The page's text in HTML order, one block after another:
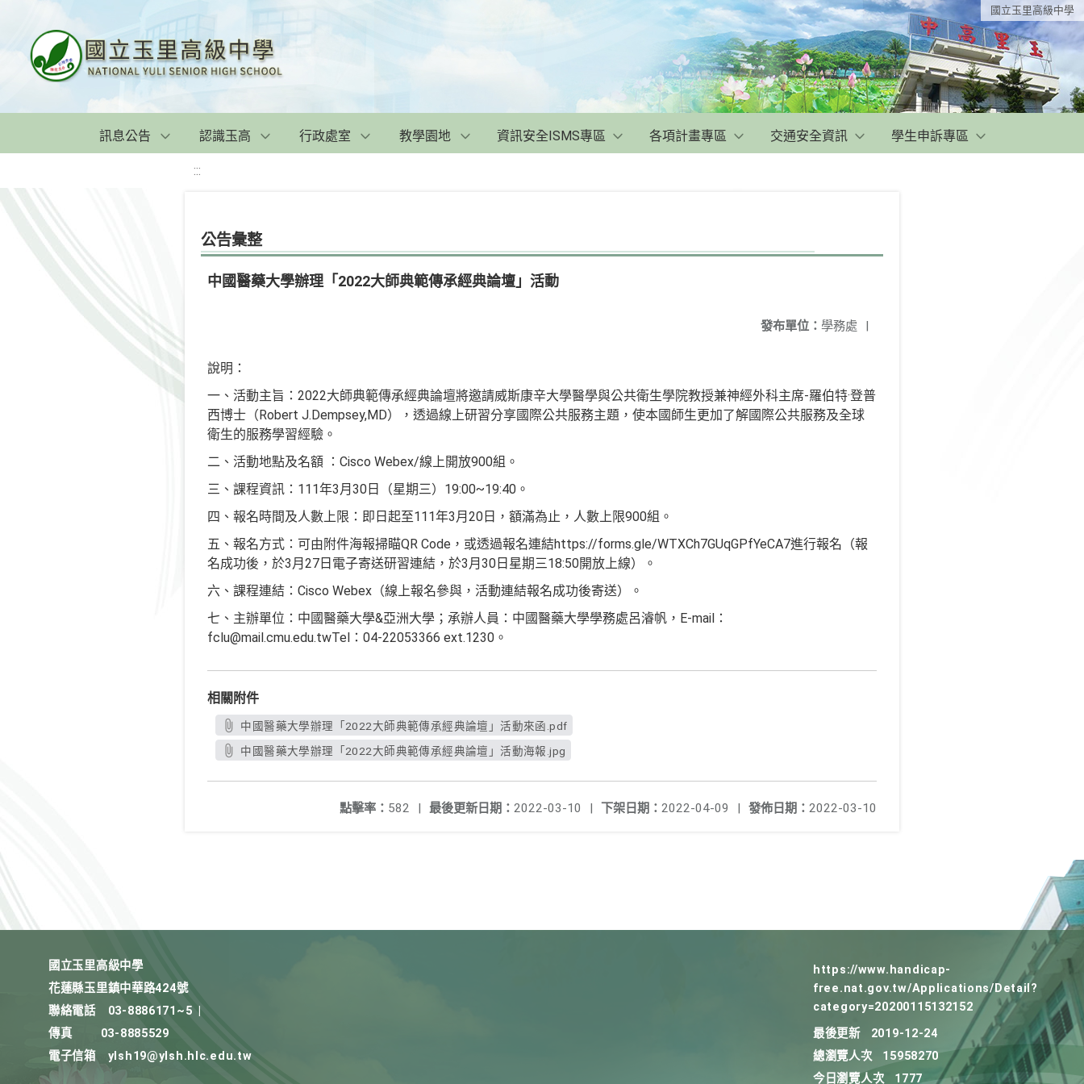
國立玉里高級中學
訊息公告 認識玉高 行政處室 教學園地 資訊安全ISMS專區 各項計畫專區 交通安全資訊 學生申訴專區
:::
公告彙整
中國醫藥大學辦理「2022大師典範傳承經典論壇」活動
發布單位： 學務處 |
說明：
一、活動主旨：2022大師典範傳承經典論壇將邀請威斯康辛大學醫學與公共衛生學院教授兼神經外科主席-羅伯特·登普
西博士（Robert J.Dempsey,MD），透過線上研習分享國際公共服務主題，使本國師生更加了解國際公共服務及全球
衛生的服務學習經驗。
二、活動地點及名額 ：Cisco Webex/線上開放900組。
三、課程資訊：111年3月30日（星期三）19:00~19:40。
四、報名時間及人數上限：即日起至111年3月20日，額滿為止，人數上限900組。
五、報名方式：可由附件海報掃瞄QR Code，或透過報名連結https://forms.gle/WTXCh7GUqGPfYeCA7進行報名（報
名成功後，於3月27日電子寄送研習連結，於3月30日星期三18:50開放上線）。
六、課程連結：Cisco Webex（線上報名參與，活動連結報名成功後寄送）。
七、主辦單位：中國醫藥大學&亞洲大學；承辦人員：中國醫藥大學學務處呂濬帆，E-mail：
fclu@mail.cmu.edu.twTel：04-22053366 ext.1230。
相關附件
中國醫藥大學辦理「2022大師典範傳承經典論壇」活動來函.pdf
中國醫藥大學辦理「2022大師典範傳承經典論壇」活動海報.jpg
發佈日期： 2022-03-10
下架日期： 2022-04-09 |
最後更新日期： 2022-03-10 |
點擊率： 582 |
國立玉里高級中學
花蓮縣玉里鎮中華路424號
聯絡電話
03-8886171~5
傳真
03-8885529
電子信箱
ylsh19@ylsh.hlc.edu.tw
https://www.handicap-
free.nat.gov.tw/Applications/Detail?
category=20200115132152
最後更新
2019-12-24
總瀏覽人次
15958270
今日瀏覽人次
1777